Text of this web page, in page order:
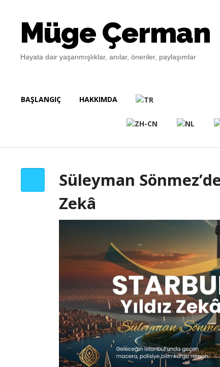
Müge Çerman
Hayata dair yaşanmışlıklar, anılar, öneriler, paylaşımlar
BAŞLANGIÇ HAKKIMDA
Süleyman
Zekâ